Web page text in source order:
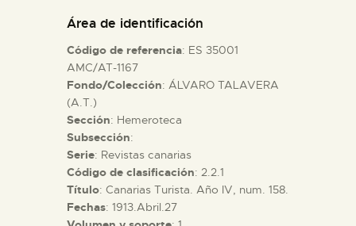
ACTIVIDADES
█
EL MUSEO
COLECCIONES
Área de identificación
Código de referencia: ES 35001
AMC/AT-1167
Fondo/Colección: ÁLVARO TALAVERA
(A.T.)
Sección: Hemeroteca
Subsección:
Serie: Revistas canarias
Código de clasificación: 2.2.1
Título: Canarias Turista. Año IV, num. 158.
Fechas: 1913.Abril.27